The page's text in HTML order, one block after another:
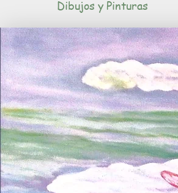
Dibujos y Pinturas